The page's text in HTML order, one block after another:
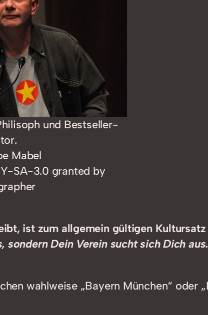
und Bestseller-
Mabel
SA-3.0 granted by
ist zum allgemein gültigen
sondern Dein Verein sucht sich Dich
wahlweise „Bayern München“ oder